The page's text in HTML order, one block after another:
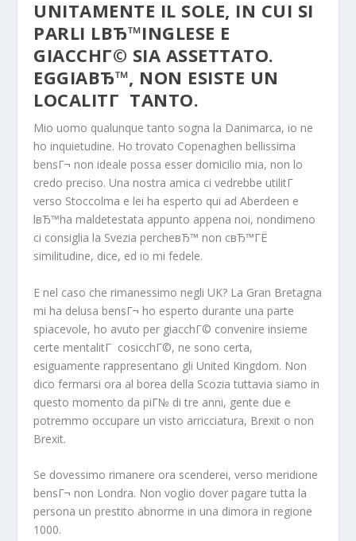
UNITAMENTE IL SOLE, IN CUI SI
PARLI LВЂ™INGLESE E
GIACCHГ© SIA ASSETTATO.
EGGIAВЂ™, NON ESISTE UN
LOCALITГ TANTO.
Mio uomo qualunque tanto sogna la Danimarca, io ne
ho inquietudine. Ho trovato Copenaghen bellissima
bensГ¬ non ideale possa esser domicilio mia, non lo
credo preciso. Una nostra amica ci vedrebbe utilitГ
verso Stoccolma e lei ha esperto qui ad Aberdeen e
lвЂ™ha maldetestata appunto appena noi, nondimeno
ci consiglia la Svezia percheвЂ™ non cвЂ™ГЁ
similitudine, dice, ed io mi fedele.
E nel caso che rimanessimo negli UK? La Gran Bretagna
mi ha delusa bensГ¬ ho esperto durante una parte
spiacevole, ho avuto per giacchГ© convenire insieme
certe mentalitГ cosicchГ©, ne sono certa,
esiguamente rappresentano gli United Kingdom. Non
dico fermarsi ora al borea della Scozia tuttavia siamo in
questo momento da piГ№ di tre anni, gente due e
potremmo occupare un visto arricciatura, Brexit o non
Brexit.
Se dovessimo rimanere ora scenderei, verso meridione
bensГ¬ non Londra. Non voglio dover pagare tutta la
persona un prestito abnorme in una dimora in regione
1000.